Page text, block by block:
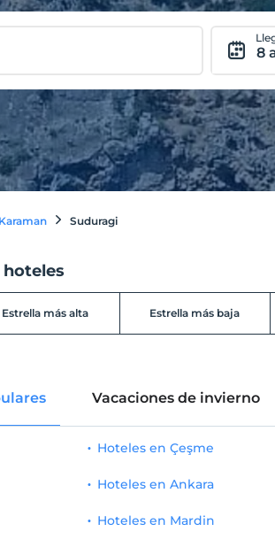
8
Karaman Suduragi
Estrella más alta Estrella más baja
Vacaciones de invierno
Hoteles en Çeşme
Hoteles en Ankara
Hoteles en Mardin